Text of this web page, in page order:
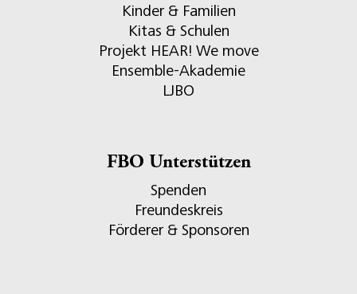
Kinder & Familien
Kitas & Schulen
Projekt HEAR! We move
Ensemble-Akademie
LJBO
FBO Unterstützen
Spenden
Freundeskreis
Förderer & Sponsoren